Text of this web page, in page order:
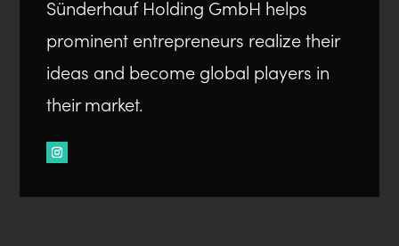
Sünderhauf Holding GmbH helps
prominent entrepreneurs realize their
ideas and become global players in
their market.